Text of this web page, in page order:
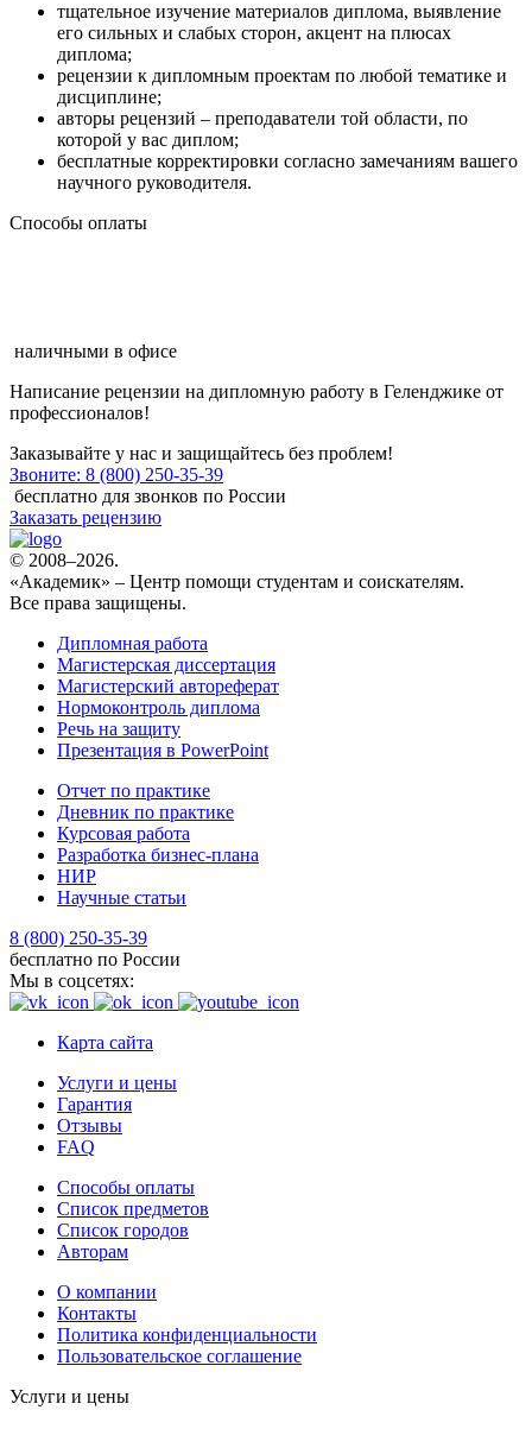
тщательное изучение материалов диплома, выявление
его сильных и слабых сторон, акцент на плюсах
диплома;
рецензии к дипломным проектам по любой тематике и
дисциплине;
авторы рецензий – преподаватели той области, по
которой у вас диплом;
бесплатные корректировки согласно замечаниям вашего
научного руководителя.
Способы оплаты
наличными в офисе
Написание рецензии на дипломную работу в Геленджике от
профессионалов!
Заказывайте у нас и защищайтесь без проблем!
Звоните: 8 (800) 250-35-39
бесплатно для звонков по России
Заказать рецензию
© 2008–2026.
«Академик» – Центр помощи студентам и соискателям.
Все права защищены.
Дипломная работа
Магистерская диссертация
Магистерский автореферат
Нормоконтроль диплома
Речь на защиту
Презентация в PowerPoint
Отчет по практике
Дневник по практике
Курсовая работа
Разработка бизнес-плана
НИР
Научные статьи
8 (800) 250-35-39
бесплатно по России
Мы в соцсетях:
Карта сайта
Услуги и цены
Гарантия
Отзывы
FAQ
Способы оплаты
Список предметов
Список городов
Авторам
О компании
Контакты
Политика конфиденциальности
Пользовательское соглашение
Услуги и цены